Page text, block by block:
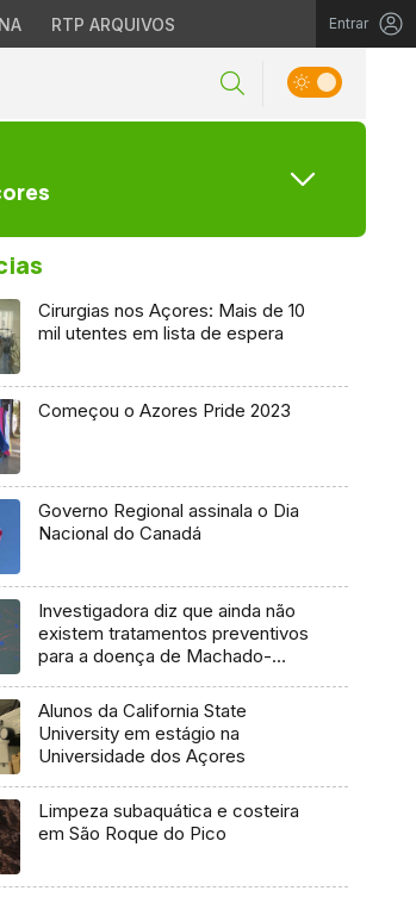
RTP ARQUIVOS Entrar
Cirurgias nos Açores: Mais de 10
mil utentes em lista de espera
Começou o Azores Pride 2023
Governo Regional assinala o Dia
Nacional do Canadá
Investigadora diz que ainda não
existem tratamentos preventivos
para a doença de Machado-
Alunos da California State
University em estágio na
Universidade dos Açores
Limpeza subaquática e costeira
em São Roque do Pico